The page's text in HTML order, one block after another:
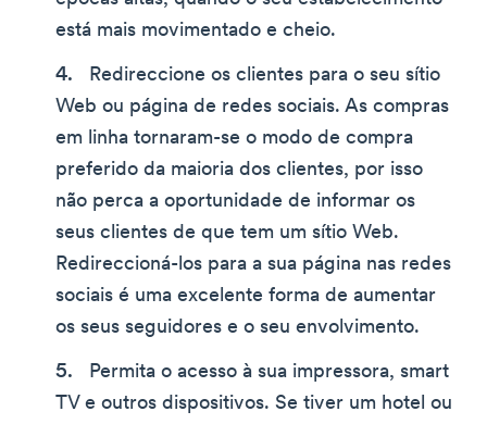
está mais movimentado e cheio.
Redireccione os clientes para o seu sítio
Web ou página de redes sociais. As compras
em linha tornaram-se o modo de compra
preferido da maioria dos clientes, por isso
não perca a oportunidade de informar os
seus clientes de que tem um sítio Web.
Redireccioná-los para a sua página nas redes
sociais é uma excelente forma de aumentar
os seus seguidores e o seu envolvimento.
Permita o acesso à sua impressora, smart
TV e outros dispositivos. Se tiver um hotel ou